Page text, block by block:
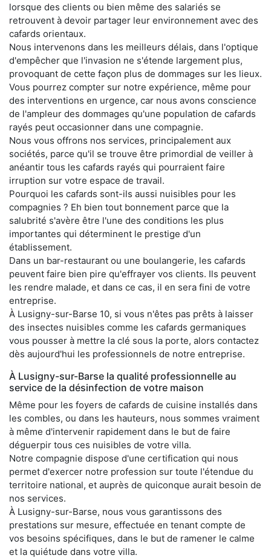
lorsque des clients ou bien même des salariés se
retrouvent à devoir partager leur environnement avec des
cafards orientaux.
Nous intervenons dans les meilleurs délais, dans l'optique
d'empêcher que l'invasion ne s'étende largement plus,
provoquant de cette façon plus de dommages sur les lieux.
Vous pourrez compter sur notre expérience, même pour
des interventions en urgence, car nous avons conscience
de l'ampleur des dommages qu'une population de cafards
rayés peut occasionner dans une compagnie.
Nous vous offrons nos services, principalement aux
sociétés, parce qu'il se trouve être primordial de veiller à
anéantir tous les cafards rayés qui pourraient faire
irruption sur votre espace de travail.
Pourquoi les cafards sont-ils aussi nuisibles pour les
compagnies ? Eh bien tout bonnement parce que la
salubrité s'avère être l'une des conditions les plus
importantes qui déterminent le prestige d'un
établissement.
Dans un bar-restaurant ou une boulangerie, les cafards
peuvent faire bien pire qu'effrayer vos clients. Ils peuvent
les rendre malade, et dans ce cas, il en sera fini de votre
entreprise.
À Lusigny-sur-Barse 10, si vous n'êtes pas prêts à laisser
des insectes nuisibles comme les cafards germaniques
vous pousser à mettre la clé sous la porte, alors contactez
dès aujourd'hui les professionnels de notre entreprise.
À Lusigny-sur-Barse la qualité professionnelle au
service de la désinfection de votre maison
Même pour les foyers de cafards de cuisine installés dans
les combles, ou dans les hauteurs, nous sommes vraiment
à même d'intervenir rapidement dans le but de faire
déguerpir tous ces nuisibles de votre villa.
Notre compagnie dispose d'une certification qui nous
permet d'exercer notre profession sur toute l'étendue du
territoire national, et auprès de quiconque aurait besoin de
nos services.
À Lusigny-sur-Barse, nous vous garantissons des
prestations sur mesure, effectuée en tenant compte de
vos besoins spécifiques, dans le but de ramener le calme
et la quiétude dans votre villa.